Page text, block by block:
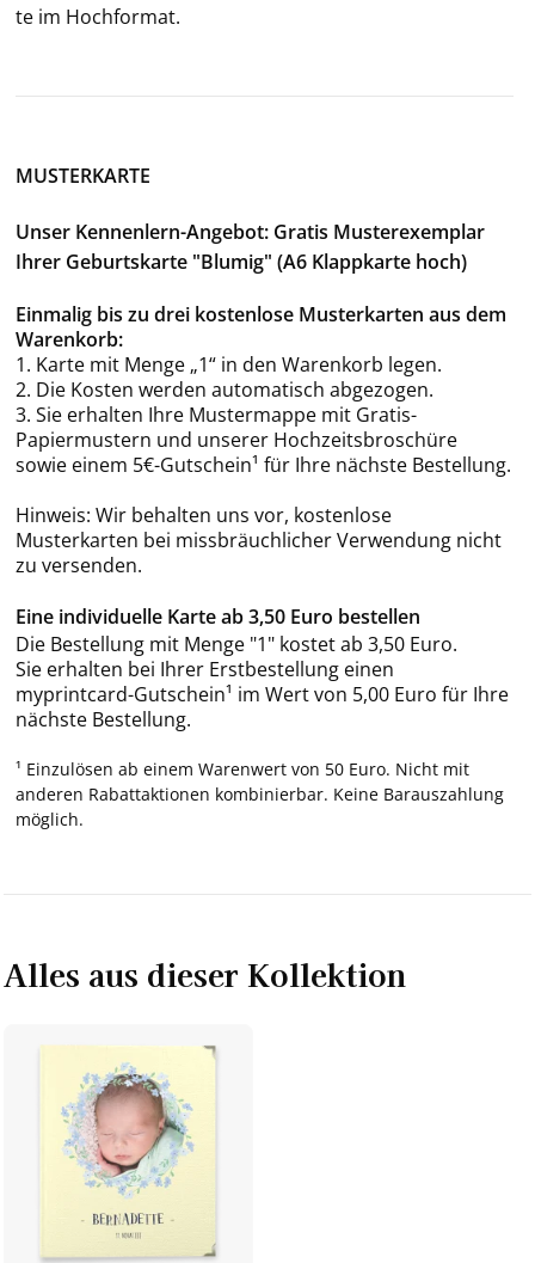
te im Hoch­for­mat.
MUSTERKARTE
Unser Kennenlern-Angebot: Gratis Musterexemplar
Ihrer Geburtskarte "Blumig" (A6 Klappkarte hoch)
Einmalig bis zu drei kostenlose Musterkarten aus dem
Warenkorb:
1. Karte mit Menge „1“ in den Warenkorb legen.
2. Die Kosten werden automatisch abgezogen.
3. Sie erhalten Ihre Mustermappe mit Gratis-
Papiermustern und unserer Hochzeitsbroschüre
sowie einem 5€-Gutschein¹ für Ihre nächste Bestellung.
Hinweis: Wir behalten uns vor, kostenlose
Musterkarten bei missbräuchlicher Verwendung nicht
zu versenden.
Eine individuelle Karte ab 3,50 Euro bestellen
Die Bestellung mit Menge "1" kostet ab 3,50 Euro.
Sie erhalten bei Ihrer Erstbestellung einen
myprintcard-Gutschein¹ im Wert von 5,00 Euro für Ihre
nächste Bestellung.
¹ Einzulösen ab einem Warenwert von 50 Euro. Nicht mit
anderen Rabattaktionen kombinierbar. Keine Barauszahlung
möglich.
Alles aus dieser Kollektion